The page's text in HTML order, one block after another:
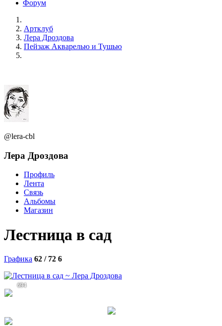
Форум
Артклуб
Лера Дроздова
Пейзаж Акварелью и Тушью
@lera-cbl
Лера Дроздова
Профиль
Лента
Связь
Альбомы
Магазин
Лестница в сад
Графика 62 / 72 6
694